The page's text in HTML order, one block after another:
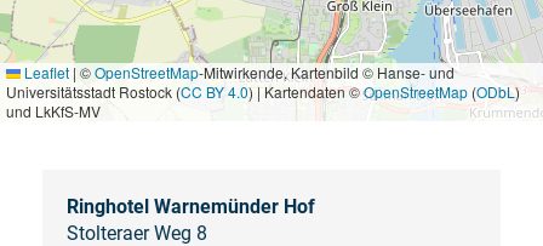
Leaflet | ©OpenStreetMap-Mitwirkende, Kartenbild © Hanse- und
Universitätsstadt Rostock (CC BY 4.0) | Kartendaten ©OpenStreetMap (ODbL)
und LkKfS-MV
Ringhotel Warnemünder Hof
Stolteraer Weg 8